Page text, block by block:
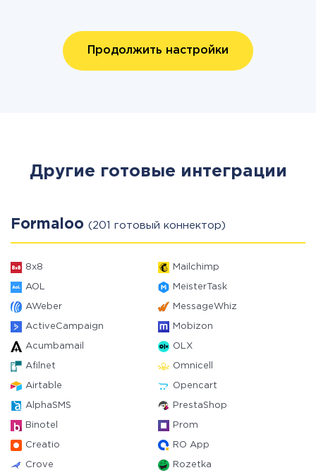
Продолжить настройки
Другие готовые интеграции
Formaloo (201 готовый коннектор)
8x8 Mailchimp
AOL MeisterTask
AWeber MessageWhiz
ActiveCampaign Mobizon
Acumbamail OLX
Afilnet Omnicell
Airtable Opencart
AlphaSMS PrestaShop
Binotel Prom
Creatio RO App
Crove Rozetka